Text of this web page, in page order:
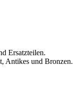
Ersatzteilen.
Antikes und Bronzen.